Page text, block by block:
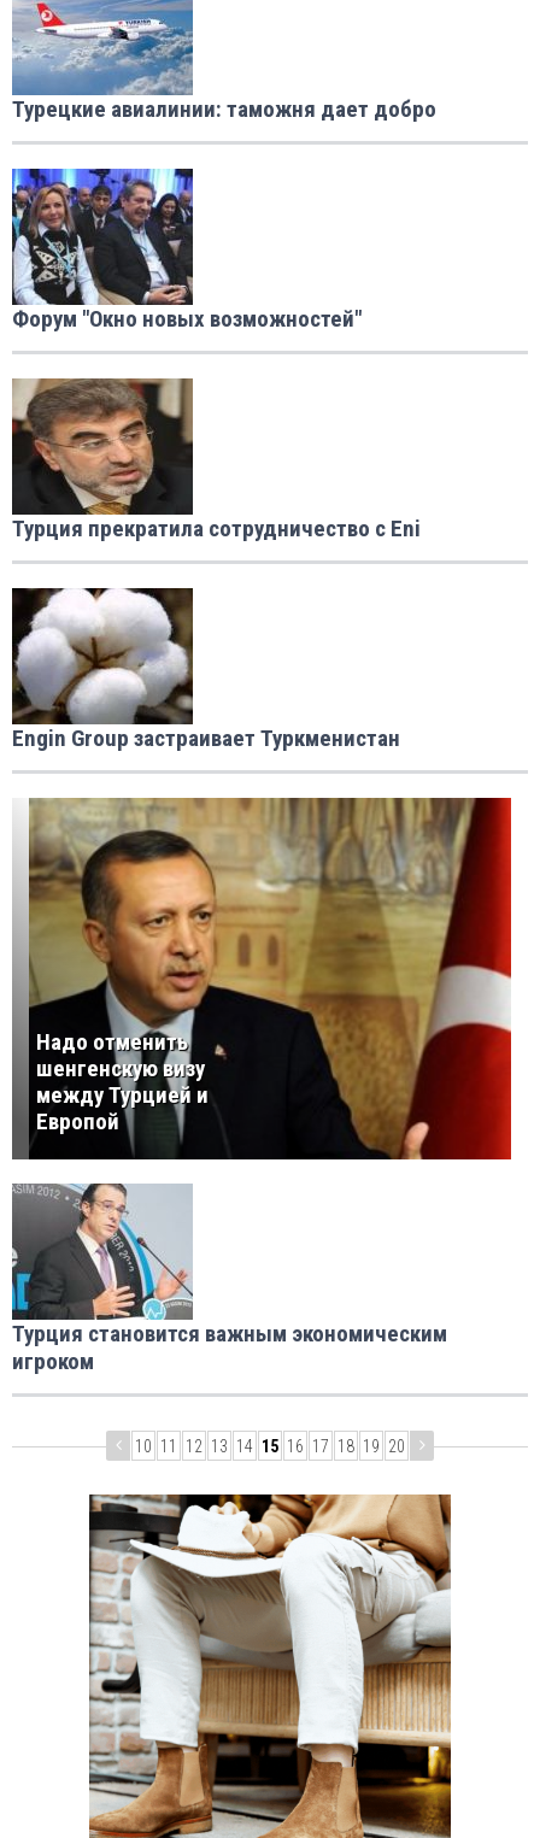
Турецкие авиалинии: таможня дает добро
Форум "Окно новых возможностей"
Турция прекратила сотрудничество с Eni
Engin Group застраивает Туркменистан
Надо отменить
шенгенскую визу
между Турцией и
Европой
Турция становится важным экономическим
игроком
10 11 12 13 14 15 16 17 18 19 20